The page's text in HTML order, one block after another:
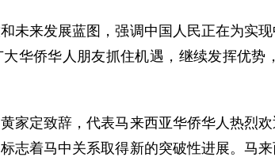
来发展蓝图，强调中国人民正在为实
华侨华人朋友抓住机遇，继续发挥优
定致辞，代表马来西亚华侨华人热烈
志着马中关系取得新的突破性进展。马